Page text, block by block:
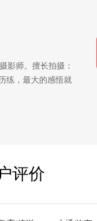
影师。擅长拍摄：
练，最大的感悟就
评价